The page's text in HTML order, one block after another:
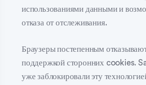
использованиями данными и
отказа от отслеживания.
Браузеры постепенным
поддержкой сторонних cookies.
уже заблокировали эту